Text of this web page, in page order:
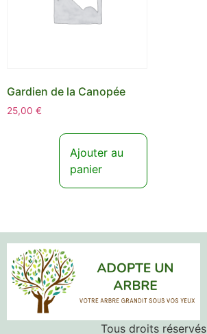
Gardien de la Canopée
25,00 €
Ajouter au
panier
Tous droits réservés